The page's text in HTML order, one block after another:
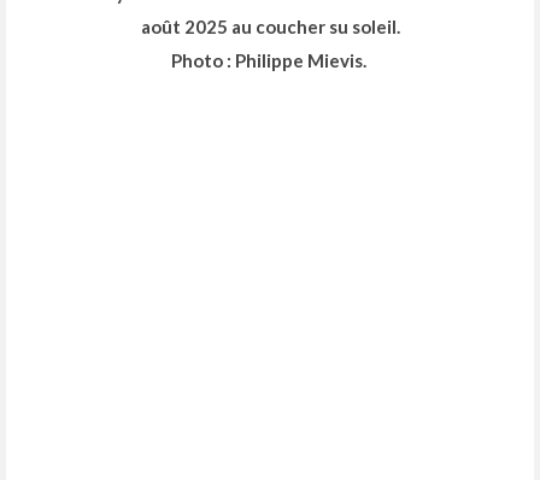
août 2025 au coucher su soleil.
Photo : Philippe Mievis.